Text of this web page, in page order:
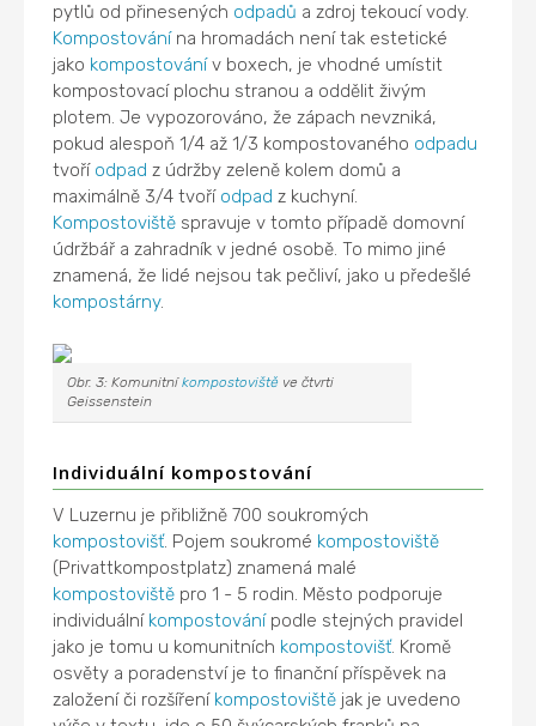
pytlů od přinesených odpadů a zdroj tekoucí vody.
Kompostovánína hromadách není tak estetické
jako kompostovánív boxech, je vhodné umístit
kompostovací plochu stranou a oddělit živým
plotem. Je vypozorováno, že zápach nevzniká,
pokud alespoň 1/4 až 1/3 kompostovaného odpadu
tvoří odpad z údržby zeleně kolem domů a
maximálně 3/4 tvoří odpad z kuchyní.
Kompostoviště spravuje v tomto případě domovní
údržbář a zahradník v jedné osobě. To mimo jiné
znamená, že lidé nejsou tak pečliví, jako u předešlé
kompostárny.
Obr. 3: Komunitníkompostoviště ve čtvrti
Geissenstein
Individuální kompostování
V Luzernu je přibližně 700 soukromých
kompostovišť. Pojem soukromé kompostoviště
(Privattkompostplatz) znamená malé
kompostoviště pro 1 - 5 rodin. Město podporuje
individuální kompostovánípodle stejných pravidel
jako je tomu u komunitních kompostovišť. Kromě
osvěty a poradenství je to finanční příspěvek na
založení či rozšíření kompostoviště jak je uvedeno